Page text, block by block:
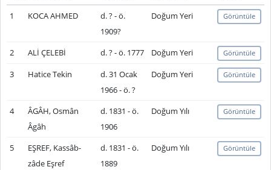
1
KOCA AHMED
d. ? - ö.
1909?
Doğum Yeri Görüntüle
2 ALİ ÇELEBİ d. ? - ö. 1777 Doğum Yeri Görüntüle
3 Hatice Tekin
d. 31 Ocak
1966 - ö. ?
Doğum Yeri Görüntüle
4
ÂGÂH, Osmân
Âgâh
d. 1831 - ö.
1906
Doğum Yılı Görüntüle
5
EŞREF, Kassâb-
zâde Eşref
d. 1831 - ö.
1889
Doğum Yılı Görüntüle